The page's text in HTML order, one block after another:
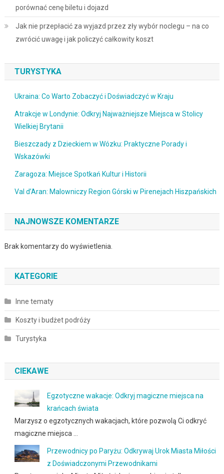
porównać cenę biletu i dojazd
Jak nie przepłacić za wyjazd przez zły wybór noclegu – na co
zwrócić uwagę i jak policzyć całkowity koszt
TURYSTYKA
Ukraina: Co Warto Zobaczyć i Doświadczyć w Kraju
Atrakcje w Londynie: Odkryj Najważniejsze Miejsca w Stolicy
Wielkiej Brytanii
Bieszczady z Dzieckiem w Wózku: Praktyczne Porady i
Wskazówki
Zaragoza: Miejsce Spotkań Kultur i Historii
Val d’Aran: Malowniczy Region Górski w Pirenejach Hiszpańskich
NAJNOWSZE KOMENTARZE
Brak komentarzy do wyświetlenia.
KATEGORIE
Inne tematy
Koszty i budżet podróży
Turystyka
CIEKAWE
Egzotyczne wakacje: Odkryj magiczne miejsca na
krańcach świata
Marzysz o egzotycznych wakacjach, które pozwolą Ci odkryć
magiczne miejsca …
Przewodnicy po Paryżu: Odkrywaj Urok Miasta Miłości
z Doświadczonymi Przewodnikami